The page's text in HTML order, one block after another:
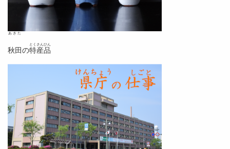
秋田
あきた
の特産品
とくさんひん